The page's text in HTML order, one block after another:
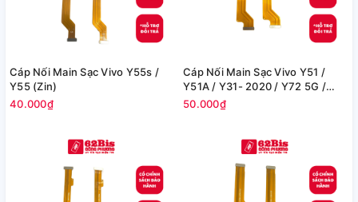
Cáp Nối Main Sạc Vivo Y55s /
Y55 (Zin)
40.000₫
Cáp Nối Main Sạc Vivo Y51 /
Y51A / Y31- 2020 / Y72 5G /
Y53S (Zin)
50.000₫